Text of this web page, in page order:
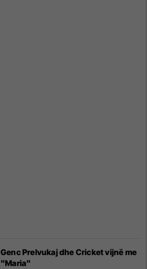
Genc Prelvukaj dhe Cricket vijnë me
"Maria"